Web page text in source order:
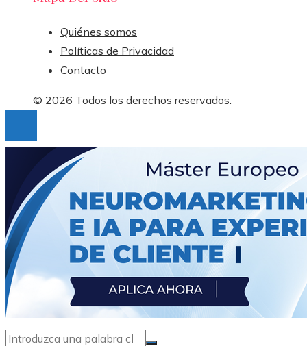
Quiénes somos
Políticas de Privacidad
Contacto
© 2026 Todos los derechos reservados.